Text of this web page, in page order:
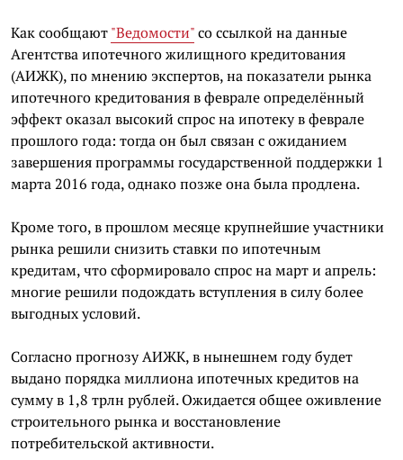
Как сообщают"Ведомости"со ссылкой на данные
Агентства ипотечного жилищного кредитования
(АИЖК), по мнению экспертов, на показатели рынка
ипотечного кредитования в феврале определённый
эффект оказал высокий спрос на ипотеку в феврале
прошлого года: тогда он был связан с ожиданием
завершения программы государственной поддержки 1
марта 2016 года, однако позже она была продлена.
Кроме того, в прошлом месяце крупнейшие участники
рынка решили снизить ставки по ипотечным
кредитам, что сформировало спрос на март и апрель:
многие решили подождать вступления в силу более
выгодных условий.
Согласно прогнозу АИЖК, в нынешнем году будет
выдано порядка миллиона ипотечных кредитов на
сумму в 1,8 трлн рублей. Ожидается общее оживление
строительного рынка и восстановление
потребительской активности.